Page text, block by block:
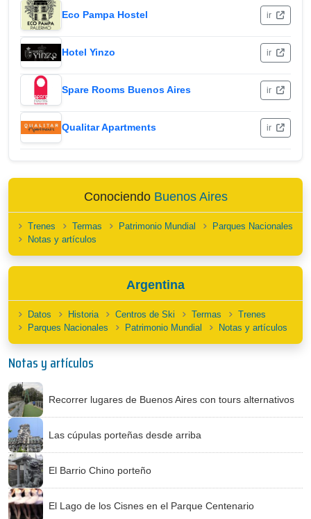
Eco Pampa Hostel ir
Hotel Yinzo ir
Spare Rooms Buenos Aires ir
Qualitar Apartments ir
Conociendo Buenos Aires
Trenes Termas Patrimonio Mundial
Parques Nacionales
Notas y artículos
Argentina
Datos Historia Centros de Ski Termas
Trenes
Parques Nacionales
Patrimonio Mundial Notas y artículos
Notas y artículos
Recorrer lugares de Buenos Aires con tours alternativos
Las cúpulas porteñas desde arriba
El Barrio Chino porteño
El Lago de los Cisnes en el Parque Centenario